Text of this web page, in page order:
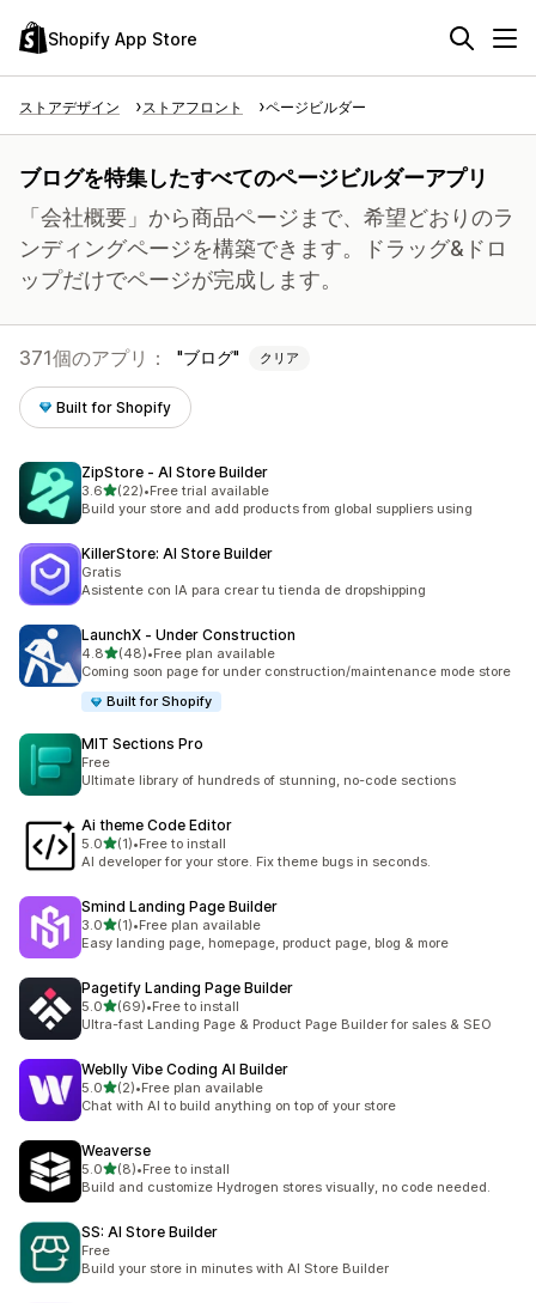
Shopify App Store
ストアデザイン ストアフロント ページビルダー
ブログを特集したすべてのページビルダーアプリ
「会社概要」から商品ページまで、希望どおりのラ
ンディングページを構築できます。ドラッグ&ドロ
ップだけでページが完成します。
371個のアプリ： ブログ クリア
Built for Shopify
ZipStore ‑ AI Store Builder
3.65つ星中
(22)
合計レビュー数：22件
•Free trial available
Build your store and add products from global suppliers using
KillerStore: AI Store Builder
Gratis
Asistente con IA para crear tu tienda de dropshipping
LaunchX ‑ Under Construction
4.85つ星中
(48)
合計レビュー数：48件
•Free plan available
Coming soon page for under construction/maintenance mode store
Built for Shopify
MIT Sections Pro
Free
Ultimate library of hundreds of stunning, no-code sections
Ai theme Code Editor
5.05つ星中
(1)
合計レビュー数：1件
•Free to install
AI developer for your store. Fix theme bugs in seconds.
Smind Landing Page Builder
3.05つ星中
(1)
合計レビュー数：1件
•Free plan available
Easy landing page, homepage, product page, blog & more
Pagetify Landing Page Builder
5.05つ星中
(69)
合計レビュー数：69件
•Free to install
Ultra-fast Landing Page & Product Page Builder for sales & SEO
Weblly Vibe Coding AI Builder
5.05つ星中
(2)
合計レビュー数：2件
•Free plan available
Chat with AI to build anything on top of your store
Weaverse
5.05つ星中
(8)
合計レビュー数：8件
•Free to install
Build and customize Hydrogen stores visually, no code needed.
SS: AI Store Builder
Free
Build your store in minutes with AI Store Builder